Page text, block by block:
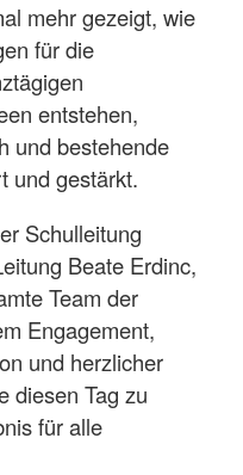
mehr gezeigt, wie
für die
entstehen,
und bestehende
und gestärkt.
Schulleitung
Beate Erdinc,
Team der
Engagement,
und herzlicher
diesen Tag zu
für alle